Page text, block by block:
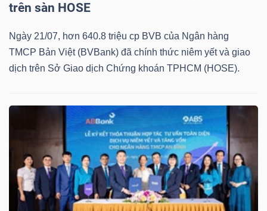
trên sàn HOSE
Ngày 21/07, hơn 640.8 triệu cp BVB của Ngân hàng
TMCP Bản Việt (BVBank) đã chính thức niêm yết và giao
dịch trên Sở Giao dịch Chứng khoán TPHCM (HOSE).
đạo
(-)
Tin
Bài
viết